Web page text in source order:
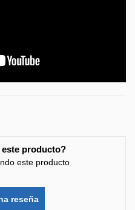
este producto?
este producto
reseña